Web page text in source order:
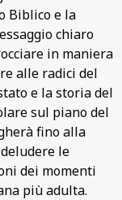
Biblico e la
chiaro
in maniera
alle radici del
e la storia del
sul piano del
fino alla
le
dei momenti
più adulta.